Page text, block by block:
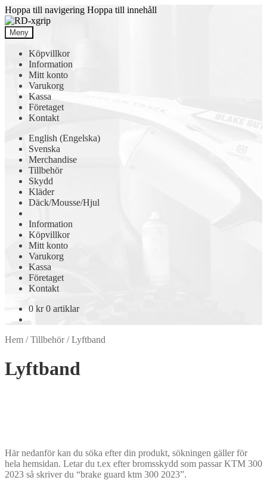
Hoppa till navigering Hoppa till innehåll
Meny
Köpvillkor
Information
Mitt konto
Varukorg
Kassa
Företaget
Kontakt
English (Engelska)
Svenska
Merchandise
Tillbehör
Skydd
Kläder
Däck/Mousse/Hjul
Information
Köpvillkor
Mitt konto
Varukorg
Kassa
Företaget
Kontakt
0 kr 0 artiklar
Hem /Tillbehör/Lyftband
Lyftband
Här nedanför kan du söka efter din produkt, sökningen gäller för
hela hemsidan. Letar du t.ex efter bromsskydd som passar KTM 300
2023 så skriver du “brake guard ktm 300 2023”.